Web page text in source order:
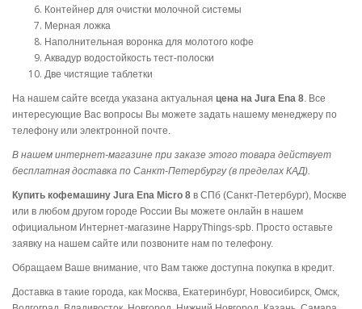
Контейнер для очистки молочной системы
Мерная ложка
Наполнительная воронка для молотого кофе
Аквадур водостойкость тест-полоски
Две чистящие таблетки
На нашем сайте всегда указана актуальная цена на Jura Ena 8. Все
интересующие Вас вопросы Вы можете задать нашему менеджеру по
телефону или электронной почте.
В нашем интернет-магазине при заказе этого товара действует
бесплатная доставка по Санкт-Петербургу (в пределах КАД).
Купить кофемашину Jura Ena Micro 8 в СПб (Санкт-Петербург), Москве
или в любом другом городе России Вы можете онлайн в нашем
официальном Интернет-магазине HappyThings-spb. Просто оставьте
заявку на нашем сайте или позвоните нам по телефону.
Обращаем Ваше внимание, что Вам также доступна покупка в кредит.
Доставка в такие города, как Москва, Екатеринбург, Новосибирск, Омск,